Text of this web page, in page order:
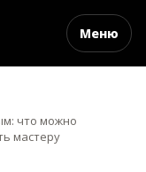
Меню
что можно
мастеру